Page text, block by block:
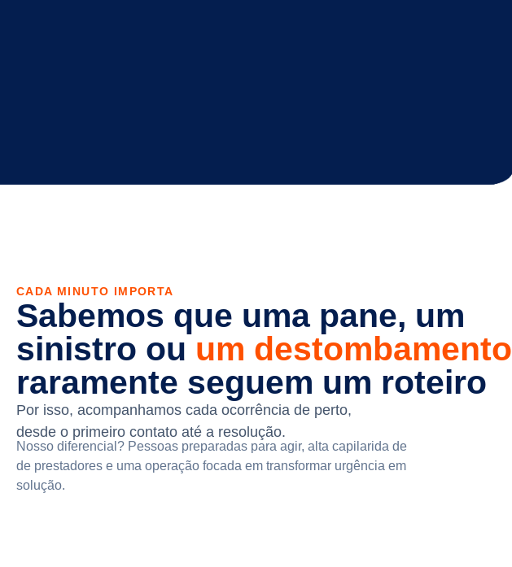
CADA MINUTO IMPORTA
Sabemos que uma pane, um
sinistro ou um destombamento
raramente seguem um roteiro
Por isso, acompanhamos cada ocorrência de perto,
desde o primeiro contato até a resolução.
Nosso diferencial? Pessoas preparadas para agir, alta capilarida de
de prestadores e uma operação focada em transformar urgência em
solução.